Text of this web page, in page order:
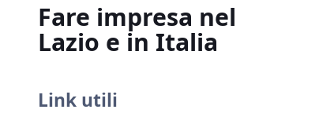
Fare impresa nel
Lazio e in Italia
Link utili